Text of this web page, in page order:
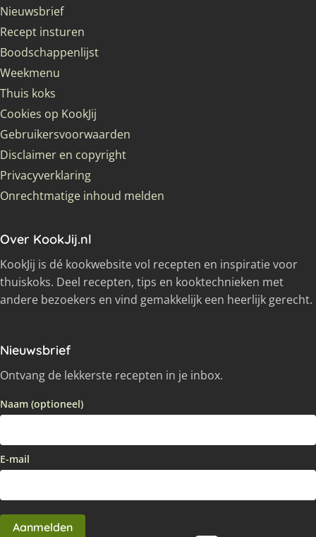
Nieuwsbrief
Recept insturen
Boodschappenlijst
Weekmenu
Thuis koks
Cookies op KookJij
Gebruikersvoorwaarden
Disclaimer en copyright
Privacyverklaring
Onrechtmatige inhoud melden
Over KookJij.nl
KookJij is dé kookwebsite vol recepten en inspiratie voor
thuiskoks. Deel recepten, tips en kooktechnieken met
andere bezoekers en vind gemakkelijk een heerlijk gerecht.
Nieuwsbrief
Ontvang de lekkerste recepten in je inbox.
Naam (optioneel)
E-mail
Aanmelden